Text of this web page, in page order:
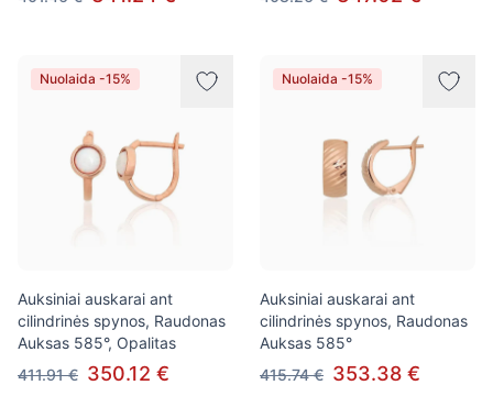
Nuolaida -15%
Auksiniai auskarai ant
cilindrinės spynos, Raudonas
Auksas 585°, Opalitas
411.91 € 350.12 €
Nuolaida -15%
Auksiniai auskarai ant
cilindrinės spynos, Raudonas
Auksas 585°
415.74 € 353.38 €